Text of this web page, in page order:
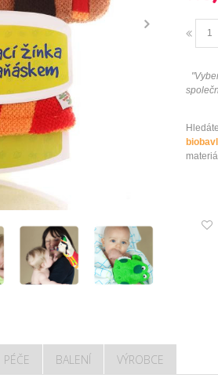
PÉČE BALENÍ VÝROBCE